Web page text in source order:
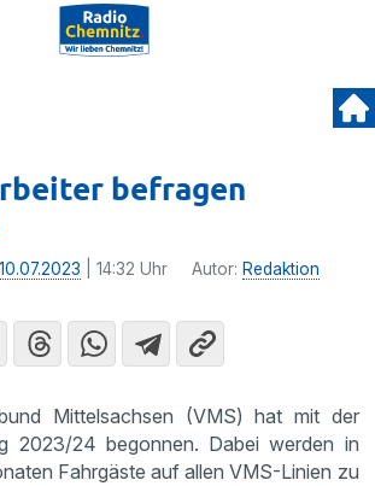
befragen
10.07.2023 | 14:32 Uhr Autor: Redaktion
Mittelsachsen (VMS) hat mit der
2023/24 begonnen. Dabei werden in
Fahrgäste auf allen VMS-Linien zu